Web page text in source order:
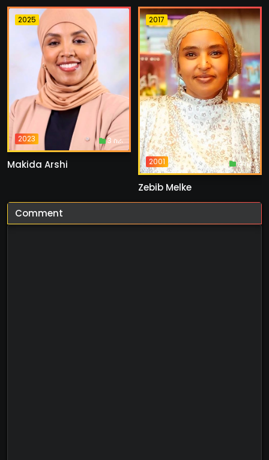
2025
2023 3 ስራ
Makida Arshi
2017
2001 4 ስራ
Zebib Melke
Comment